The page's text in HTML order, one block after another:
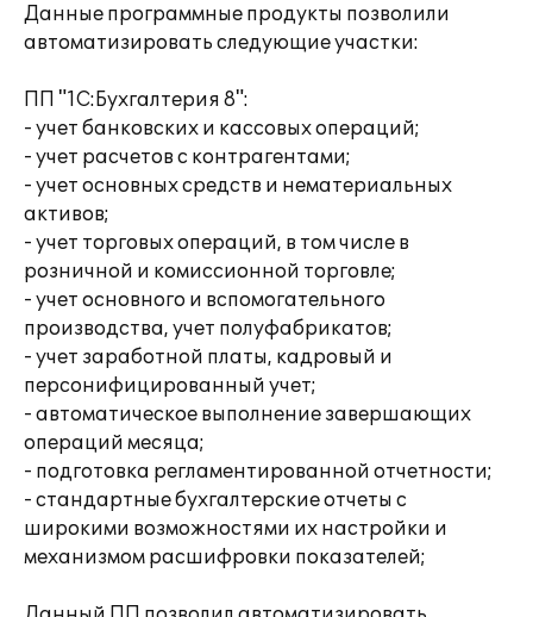
Данные программные продукты позволили
автоматизировать следующие участки:
ПП "1С:Бухгалтерия 8":
- учет банковских и кассовых операций;
- учет расчетов с контрагентами;
- учет основных средств и нематериальных
активов;
- учет торговых операций, в том числе в
розничной и комиссионной торговле;
- учет основного и вспомогательного
производства, учет полуфабрикатов;
- учет заработной платы, кадровый и
персонифицированный учет;
- автоматическое выполнение завершающих
операций месяца;
- подготовка регламентированной отчетности;
- стандартные бухгалтерские отчеты с
широкими возможностями их настройки и
механизмом расшифровки показателей;